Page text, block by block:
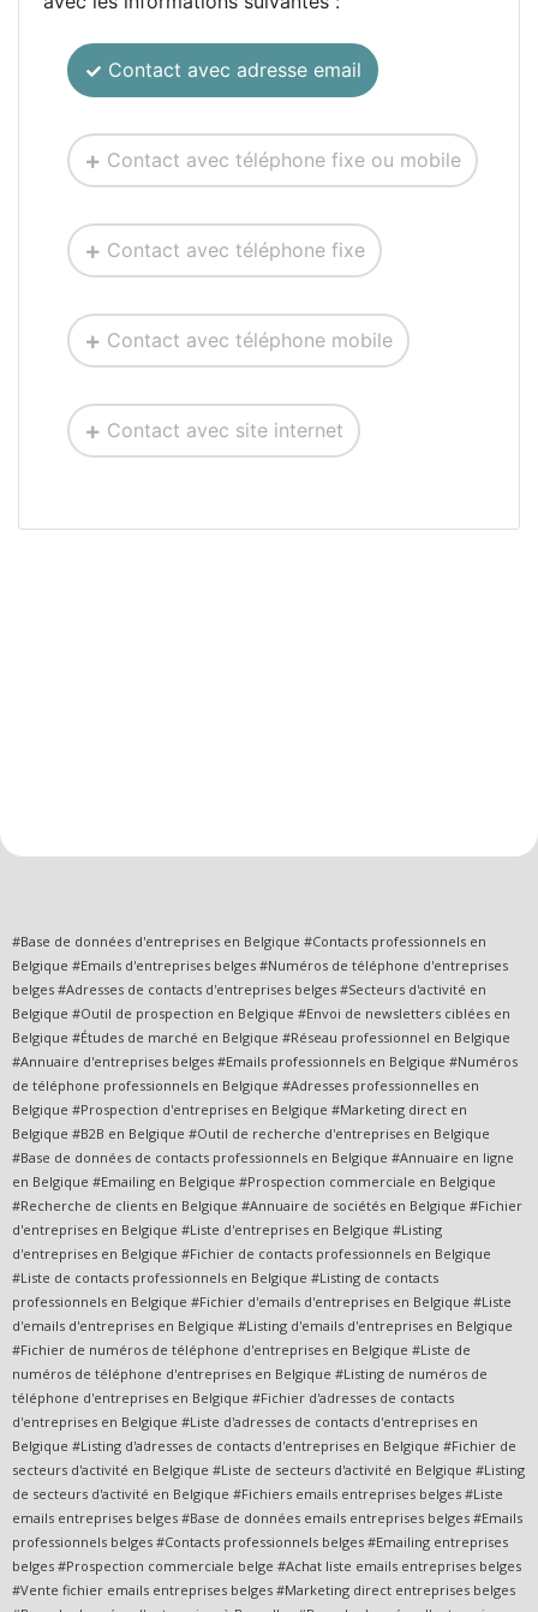
#Base de données d'entreprises en Belgique #Contacts professionnels en
Belgique #Emails d'entreprises belges #Numéros de téléphone d'entreprises
belges #Adresses de contacts d'entreprises belges #Secteurs d'activité en
Belgique #Outil de prospection en Belgique #Envoi de newsletters ciblées en
Belgique #Études de marché en Belgique #Réseau professionnel en Belgique
#Annuaire d'entreprises belges #Emails professionnels en Belgique #Numéros
de téléphone professionnels en Belgique #Adresses professionnelles en
Belgique #Prospection d'entreprises en Belgique #Marketing direct en
Belgique #B2B en Belgique #Outil de recherche d'entreprises en Belgique
#Base de données de contacts professionnels en Belgique #Annuaire en ligne
en Belgique #Emailing en Belgique #Prospection commerciale en Belgique
#Recherche de clients en Belgique #Annuaire de sociétés en Belgique #Fichier
d'entreprises en Belgique #Liste d'entreprises en Belgique #Listing
d'entreprises en Belgique #Fichier de contacts professionnels en Belgique
#Liste de contacts professionnels en Belgique #Listing de contacts
professionnels en Belgique #Fichier d'emails d'entreprises en Belgique #Liste
d'emails d'entreprises en Belgique #Listing d'emails d'entreprises en Belgique
#Fichier de numéros de téléphone d'entreprises en Belgique #Liste de
numéros de téléphone d'entreprises en Belgique #Listing de numéros de
téléphone d'entreprises en Belgique #Fichier d'adresses de contacts
d'entreprises en Belgique #Liste d'adresses de contacts d'entreprises en
Belgique #Listing d'adresses de contacts d'entreprises en Belgique #Fichier de
secteurs d'activité en Belgique #Liste de secteurs d'activité en Belgique #Listing
de secteurs d'activité en Belgique #Fichiers emails entreprises belges #Liste
emails entreprises belges #Base de données emails entreprises belges #Emails
professionnels belges #Contacts professionnels belges #Emailing entreprises
belges #Prospection commerciale belge #Achat liste emails entreprises belges
#Vente fichier emails entreprises belges #Marketing direct entreprises belges